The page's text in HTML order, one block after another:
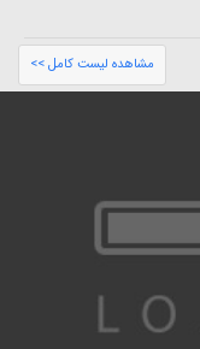
مشاهده لیست کامل >>